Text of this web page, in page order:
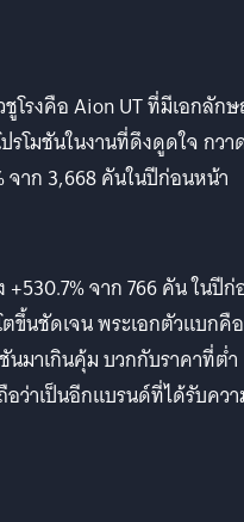
โรงคือ Aion UT ที่มีเอกลัก
รโมชันในงานที่ดึงดูดใจ กวา
จาก 3,668 คันในปีก่อนหน้า
+530.7% จาก 766 คัน ในปี
ขึ้นชัดเจน พระเอกตัวแบกคือ
นมาเกินคุ้ม บวกกับราคาที่ต่ำ
ว่าเป็นอีกแบรนด์ที่ได้รับคว